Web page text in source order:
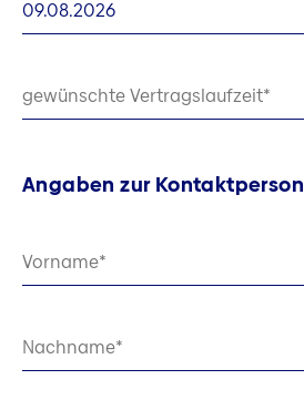
gewünschte Vertragslaufzeit
Angaben zur Kontaktperson
Vorname
Nachname